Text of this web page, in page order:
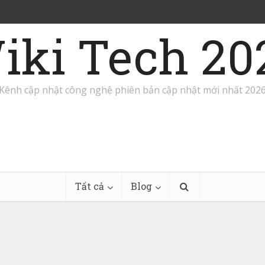
Tech
cập nhật công nghệ phiên bản cập nhật mới nhất
Tất cả Blog